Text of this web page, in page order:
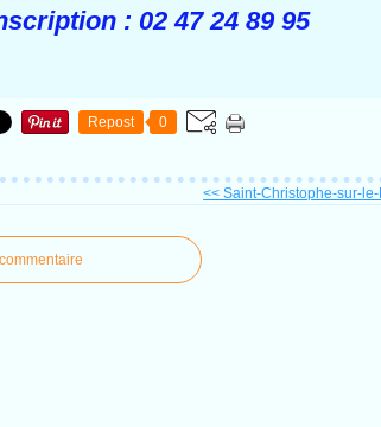
: 02 47 24 89 95
Repost 0
<< Saint-Christophe-sur-le-